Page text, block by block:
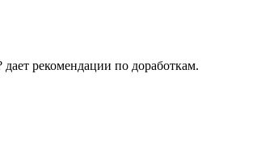
рекомендации по доработкам.